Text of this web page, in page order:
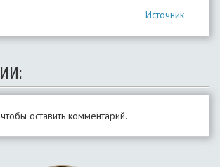
Источник
оставить комментарий.